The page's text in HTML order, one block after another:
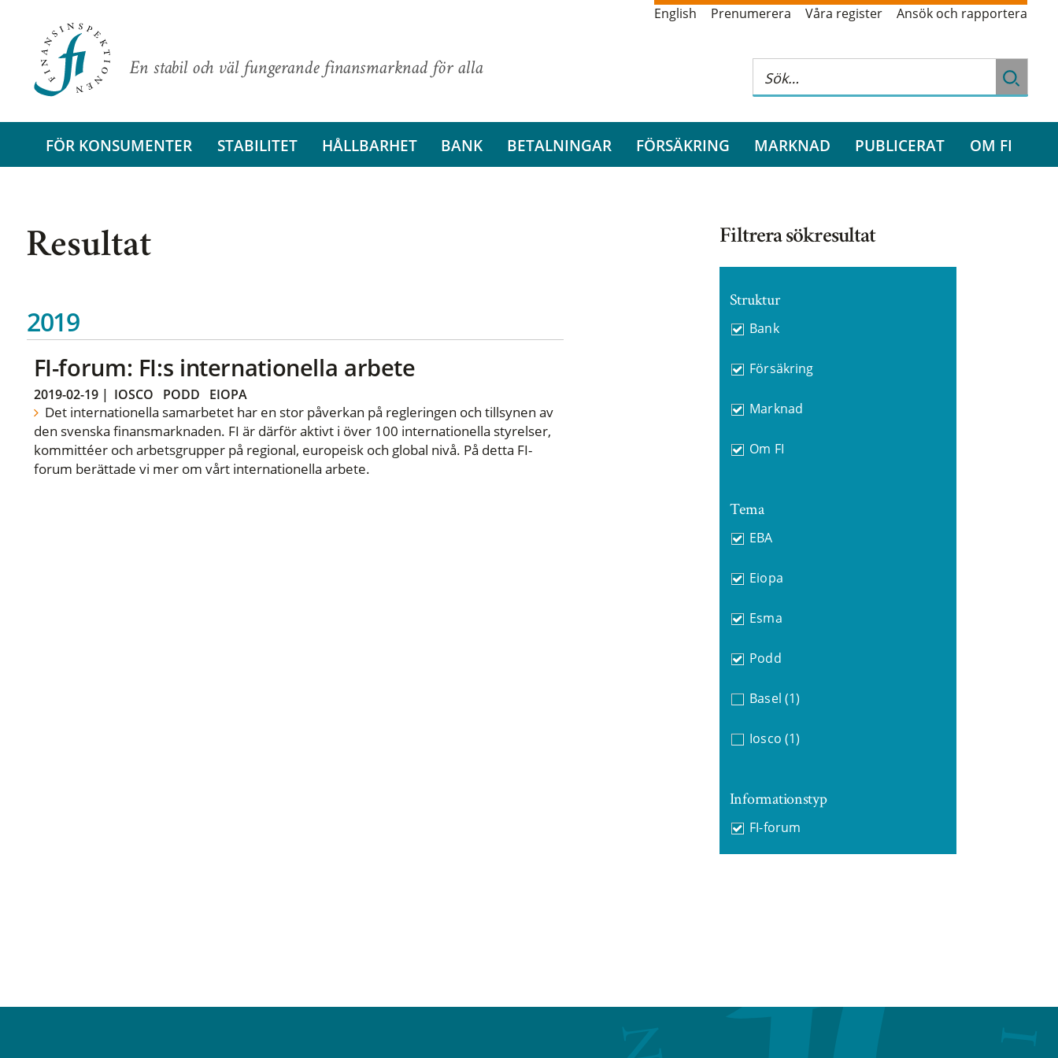
En stabil och väl fungerande finansmarknad för alla
English Prenumerera Våra register Ansök och rapportera
FÖR KONSUMENTER STABILITET HÅLLBARHET BANK BETALNINGAR FÖRSÄKRING MARKNAD PUBLICERAT OM FI
Resultat
2019
FI-forum: FI:s internationella arbete
2019-02-19| IOSCO PODD EIOPA
Det internationella samarbetet har en stor påverkan på regleringen och tillsynen av
den svenska finansmarknaden. FI är därför aktivt i över 100 internationella styrelser,
kommittéer och arbetsgrupper på regional, europeisk och global nivå. På detta FI-
forum berättade vi mer om vårt internationella arbete.
Filtrera sökresultat
Struktur
Bank
Försäkring
Marknad
Om FI
Tema
EBA
Eiopa
Esma
Podd
Basel (1)
Iosco (1)
Informationstyp
FI-forum